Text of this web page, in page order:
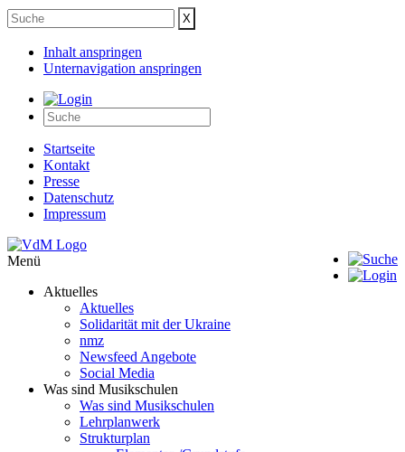
Inhalt anspringen
Unternavigation anspringen
Startseite
Kontakt
Presse
Datenschutz
Impressum
Menü
Aktuelles
Aktuelles
Solidarität mit der Ukraine
nmz
Newsfeed Angebote
Social Media
Was sind Musikschulen
Was sind Musikschulen
Lehrplanwerk
Strukturplan